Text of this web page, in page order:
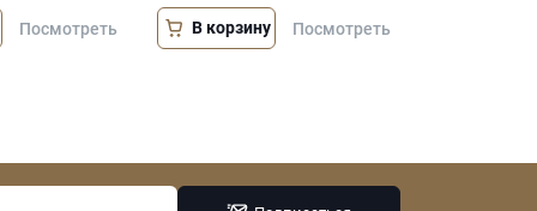
Посмотреть В корзину Посмотреть